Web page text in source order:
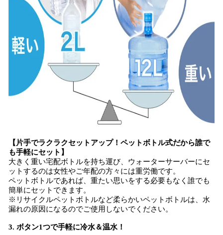
【片手でラクラクセットアップ！ペットボトル式だから誰で
も手軽にセット】
大きく重い宅配ボトルを持ち運び、ウォーターサーバーにセ
ットするのは女性やご年配の方々には重労働です。
ペットボトルであれば、重たい思いをする必要もなく誰でも
簡単にセットできます。
※リサイクルペットボトルなど柔らかいペットボトルは、水
漏れの原因になるのでご使用しないでください。
3. ボタン1つで手軽に冷水＆温水！